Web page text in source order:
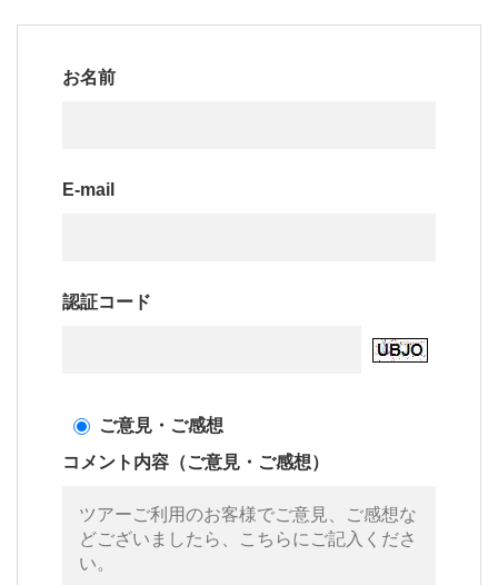
お名前
E-mail
認証コード
ご意見・ご感想
コメント内容（ご意見・ご感想）